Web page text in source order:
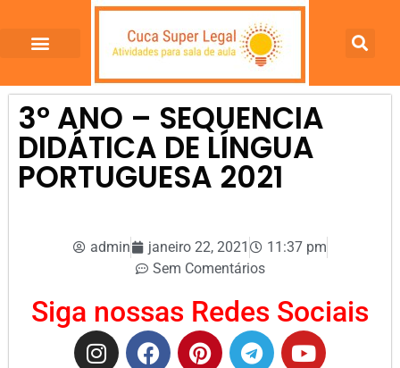
3º ANO – SEQUENCIA
DIDÁTICA DE LÍNGUA
PORTUGUESA 2021
admin janeiro 22, 2021
11:37 pm
Sem Comentários
Siga nossas Redes Sociais